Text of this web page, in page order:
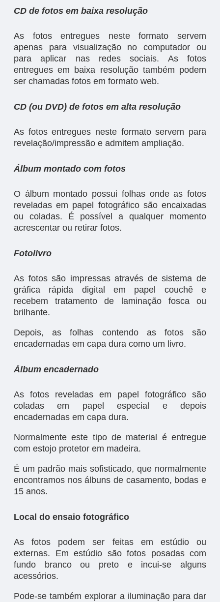
CD de fotos em baixa resolução
As fotos entregues neste formato servem
apenas para visualização no computador ou
para aplicar nas redes sociais. As fotos
entregues em baixa resolução também podem
ser chamadas fotos em formato web.
CD (ou DVD) de fotos em alta resolução
As fotos entregues neste formato servem para
revelação/impressão e admitem ampliação.
Álbum montado com fotos
O álbum montado possui folhas onde as fotos
reveladas em papel fotográfico são encaixadas
ou coladas. É possível a qualquer momento
acrescentar ou retirar fotos.
Fotolivro
As fotos são impressas através de sistema de
gráfica rápida digital em papel couchê e
recebem tratamento de laminação fosca ou
brilhante.
Depois, as folhas contendo as fotos são
encadernadas em capa dura como um livro.
Álbum encadernado
As fotos reveladas em papel fotográfico são
coladas em papel especial e depois
encadernadas em capa dura.
Normalmente este tipo de material é entregue
com estojo protetor em madeira.
É um padrão mais sofisticado, que normalmente
encontramos nos álbuns de casamento, bodas e
15 anos.
Local do ensaio fotográfico
As fotos podem ser feitas em estúdio ou
externas. Em estúdio são fotos posadas com
fundo branco ou preto e incui-se alguns
acessórios.
Pode-se também explorar a iluminação para dar